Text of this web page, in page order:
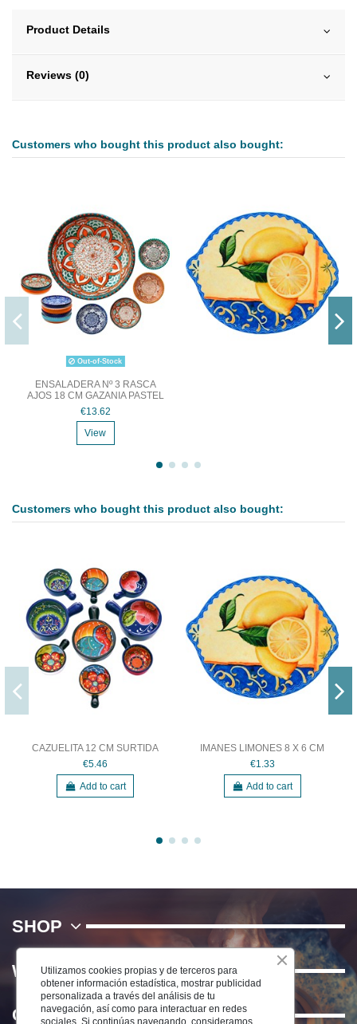
Product Details
Reviews (0)
Customers who bought this product also bought:
Out-of-Stock
ENSALADERA Nº 3 RASCA
AJOS 18 CM GAZANIA PASTEL
€13.62
View
Customers who bought this product also bought:
CAZUELITA 12 CM SURTIDA
€5.46
Add to cart
IMANES LIMONES 8 X 6 CM
€1.33
Add to cart
SHOP
WE
Contact us
Utilizamos cookies propias y de terceros para
obtener información estadística, mostrar publicidad
personalizada a través del análisis de tu
navegación, así como para interactuar en redes
sociales. Si continúas navegando, consideramos